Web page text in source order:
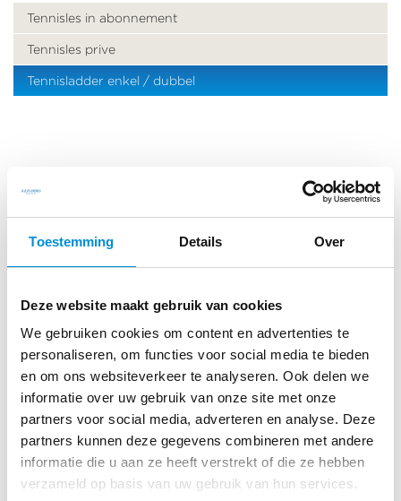
Toestemming Details Over
Deze website maakt gebruik van cookies
We gebruiken cookies om content en advertenties te
personaliseren, om functies voor social media te bieden
en om ons websiteverkeer te analyseren. Ook delen we
informatie over uw gebruik van onze site met onze
partners voor social media, adverteren en analyse. Deze
partners kunnen deze gegevens combineren met andere
informatie die u aan ze heeft verstrekt of die ze hebben
verzameld op basis van uw gebruik van hun services.
Tennisles in abonnement
Tennisles prive
Tennisladder enkel / dubbel
VOLG ONS OP INSTAGRAM